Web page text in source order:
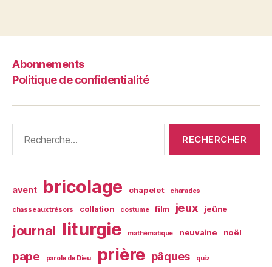
Abonnements
Politique de confidentialité
avent bricolage chapelet charades
chasse aux trésors collation costume film jeux jeûne
journal liturgie mathématique neuvaine noël
pape parole de Dieu prière pâques quiz